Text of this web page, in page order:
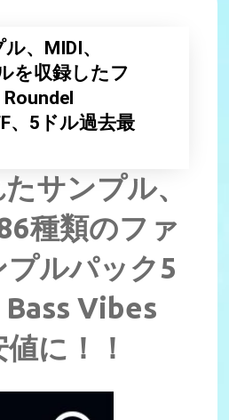
、MIDI、
を収録したフ
、5ドル過去最
サンプル、
種類のファ
ルパック5
Vibes
に！！